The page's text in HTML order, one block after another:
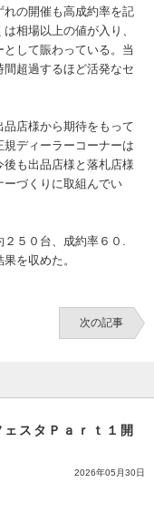
れの開催も高成約率を記
相場以上の値が入り、
して賑わっている。当
超過するほど活発なセ
店様から期待をもって
ディーラーコーナーは
も出品店様と落札店様
づくりに取組んでい
５０台、成約率６０.
を収めた。
次の記事
スタＰａｒｔ１開
2026年05月30日